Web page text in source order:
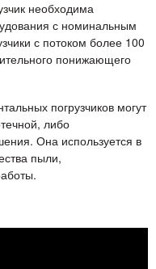
необходима
с номинальным
с потоком более 100
понижающего
погрузчиков могут
либо
Она используется в
пыли,